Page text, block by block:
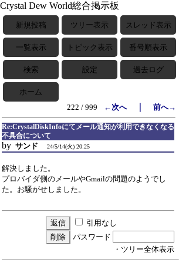
Crystal Dew World総合掲示板
新規投稿 ツリー表示 スレッド表示
一覧表示 トピック表示 番号順表示
検索 設定 過去ログ
ホーム
222 / 999
←次へ｜ 前へ→
Re:CrystalDiskInfoにてメール通知が利用できなくなる
不具合について
by サンド 24/5/14(火) 20:25
解決しました。
プロバイダ側のメールやGmailの問題のようでし
た。お騒がせしました。
引用なし
パスワード
・ツリー全体表示